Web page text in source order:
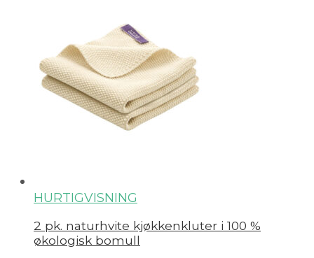
HURTIGVISNING
2 pk. naturhvite kjøkkenkluter i 100 %
økologisk bomull